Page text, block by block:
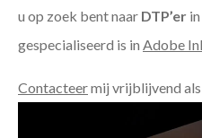
u op zoek bent naar DTP’er
gespecialiseerd is in Adobe
Contacteermij vrijblijvend